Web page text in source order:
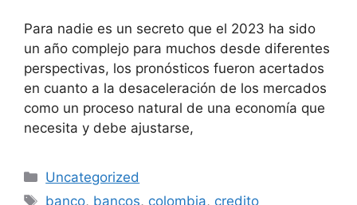
Para nadie es un secreto que el 2023 ha sido
un año complejo para muchos desde diferentes
perspectivas, los pronósticos fueron acertados
en cuanto a la desaceleración de los mercados
como un proceso natural de una economía que
necesita y debe ajustarse,
Categorías
Uncategorized
Etiquetas
banco, bancos, colombia, credito